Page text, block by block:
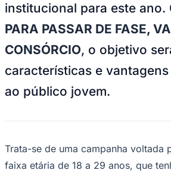
Goiás
CONSÓRCIO , o objetivo
características e
ao público jovem.
Trata-se de uma campanha voltada
com plataformas digitais para